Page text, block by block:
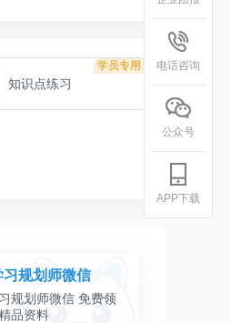
学员专用
知识点练习
习规划师微信
规划师微信 免费领
品资料
电话咨询
公众号
APP下载